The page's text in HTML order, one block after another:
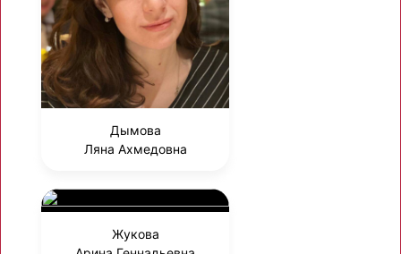
Дымова
Ляна Ахмедовна
Жукова